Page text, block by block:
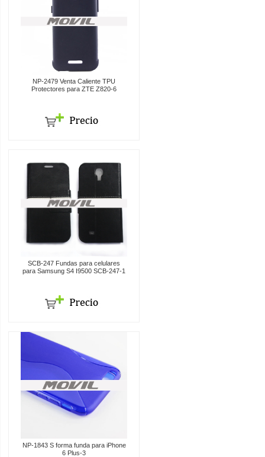
NP-2479 Venta Caliente TPU
Protectores para ZTE Z820-6
SCB-247 Fundas para celulares
para Samsung S4 I9500 SCB-247-1
NP-1843 S forma funda para iPhone
6 Plus-3